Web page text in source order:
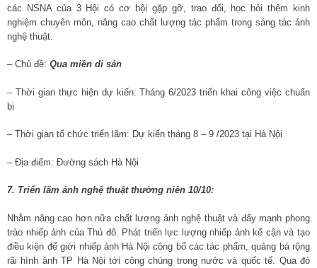
các NSNA của 3 Hội có cơ hội gặp gỡ, trao đổi, học hỏi thêm kinh
nghiệm chuyên môn, nâng cao chất lượng tác phẩm trong sáng tác ảnh
nghệ thuật.
– Chủ đề: Qua miền di sản
– Thời gian thực hiện dự kiến: Tháng 6/2023 triển khai công việc chuẩn
bị
– Thời gian tổ chức triển lãm: Dự kiến tháng 8 – 9 /2023 tại Hà Nội
– Địa điểm: Đường sách Hà Nội
7. Triển lãm ảnh nghệ thuật thường niên 10/10:
Nhằm nâng cao hơn nữa chất lượng ảnh nghệ thuật và đẩy mạnh phong
trào nhiếp ảnh của Thủ đô. Phát triển lực lượng nhiếp ảnh kế cận và tạo
điều kiện để giới nhiếp ảnh Hà Nội công bố các tác phẩm, quảng bá rộng
rãi hình ảnh TP Hà Nội tới công chúng trong nước và quốc tế. Qua đó